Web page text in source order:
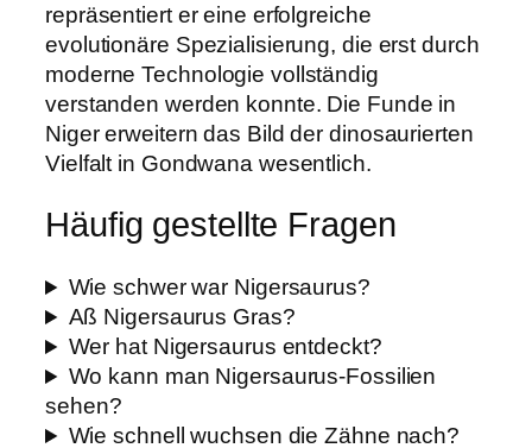
repräsentiert er eine erfolgreiche
evolutionäre Spezialisierung, die erst durch
moderne Technologie vollständig
verstanden werden konnte. Die Funde in
Niger erweitern das Bild der dinosaurierten
Vielfalt in Gondwana wesentlich.
Häufig gestellte Fragen
Wie schwer war Nigersaurus?
Aß Nigersaurus Gras?
Wer hat Nigersaurus entdeckt?
Wo kann man Nigersaurus-Fossilien
sehen?
Wie schnell wuchsen die Zähne nach?